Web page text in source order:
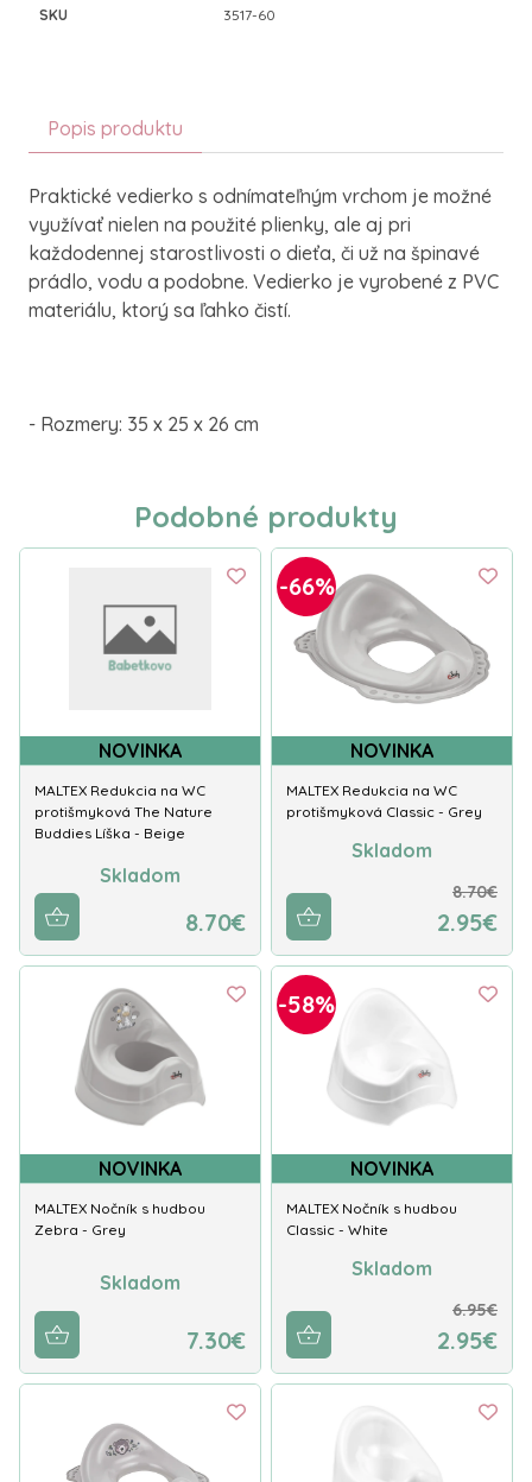
SKU 3517-60
Popis produktu
Praktické vedierko s odnímateľným vrchom je možné
využívať nielen na použité plienky, ale aj pri
každodennej starostlivosti o dieťa, či už na špinavé
prádlo, vodu a podobne. Vedierko je vyrobené z PVC
materiálu, ktorý sa ľahko čistí.
- Rozmery: 35 x 25 x 26 cm
Podobné produkty
NOVINKA
MALTEX Redukcia na WC
protišmyková The Nature
Buddies Líška - Beige
Skladom
8.70€
-66%
NOVINKA
MALTEX Redukcia na WC
protišmyková Classic - Grey
Skladom
8.70€
2.95€
NOVINKA
MALTEX Nočník s hudbou
Zebra - Grey
Skladom
7.30€
-58%
NOVINKA
MALTEX Nočník s hudbou
Classic - White
Skladom
6.95€
2.95€